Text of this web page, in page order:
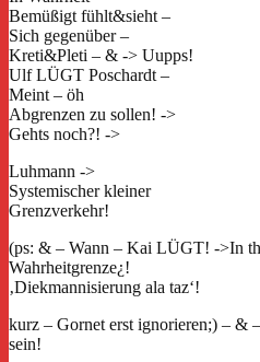
Bemüßigt fühlt&sieht –
Sich gegenüber –
Kreti&Pleti – & -> Uupps!
Ulf LÜGT Poschardt –
Meint – öh
Abgrenzen zu sollen! ->
Gehts noch?! ->
Luhmann ->
Systemischer kleiner
Grenzverkehr!
(ps: & – Wann – Kai LÜGT! ->In
Wahrheitgrenze¿!
‚Diekmannisierung ala taz‘!
kurz – Gornet erst ignorieren;) – &
sein!